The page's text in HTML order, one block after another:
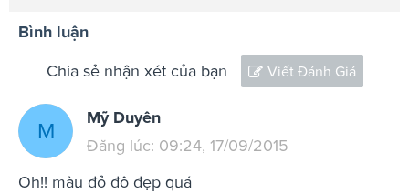
Bình luận
Chia sẻ nhận xét của bạn Viết Đánh Giá
M
Mỹ Duyên
Đăng lúc: 09:24, 17/09/2015
Oh!! màu đỏ đô đẹp quá